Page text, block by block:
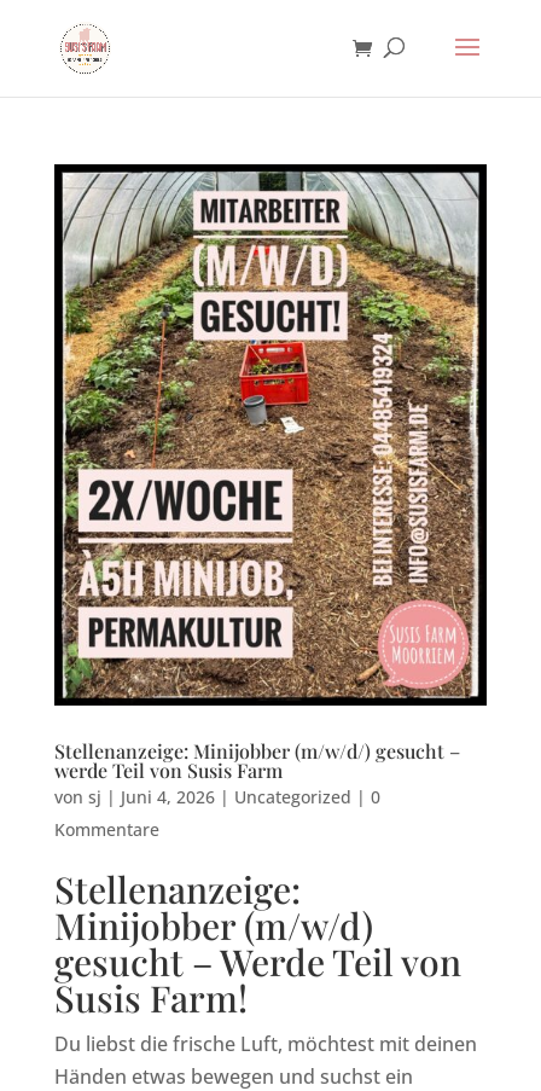
Stellenanzeige: Minijobber (m/w/d/) gesucht –
werde Teil von Susis Farm
von sj | Juni 4, 2026| Uncategorized | 0
Kommentare
Stellenanzeige:
Minijobber (m/w/d)
gesucht – Werde Teil von
Susis Farm!
Du liebst die frische Luft, möchtest mit deinen
Händen etwas bewegen und suchst ein